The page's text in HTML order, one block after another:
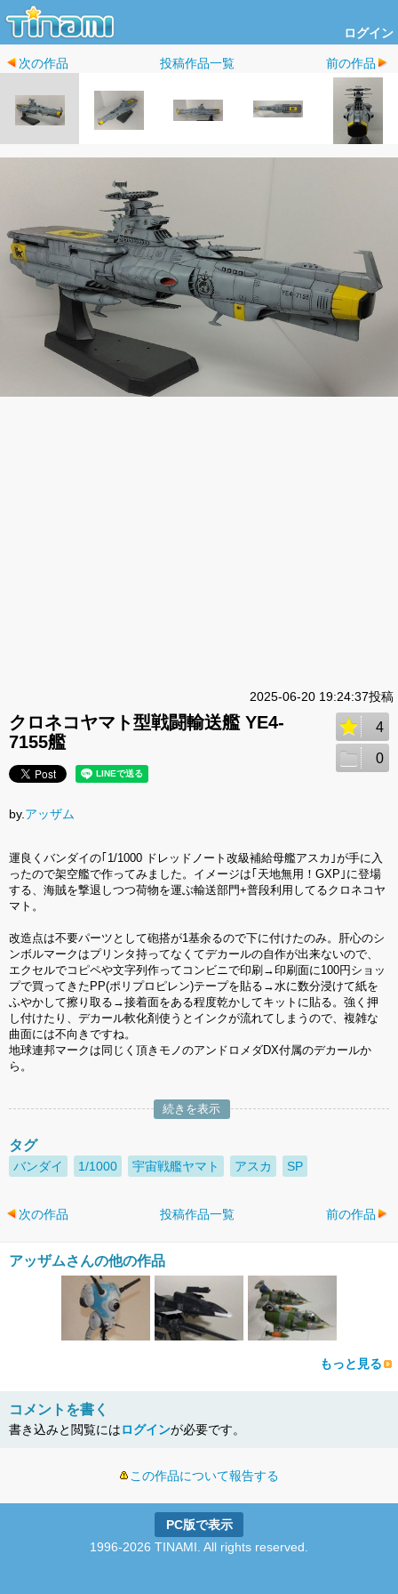
ログイン
次の作品 投稿作品一覧 前の作品
2025-06-20 19:24:37投稿
クロネコヤマト型戦闘輸送艦 YE4-
7155艦
4
0
by.アッザム
運良くバンダイの｢1/1000 ドレッドノート改級補給母艦アスカ｣が手に入
ったので架空艦で作ってみました。イメージは｢天地無用！GXP｣に登場
する、海賊を撃退しつつ荷物を運ぶ輸送部門+普段利用してるクロネコヤ
マト。
改造点は不要パーツとして砲搭が1基余るので下に付けたのみ。肝心のシ
ンボルマークはプリンタ持ってなくてデカールの自作が出来ないので、
エクセルでコピペや文字列作ってコンビニで印刷→印刷面に100円ショッ
プで買ってきたPP(ポリプロピレン)テープを貼る→水に数分浸けて紙を
ふやかして擦り取る→接着面をある程度乾かしてキットに貼る。強く押
し付けたり、デカール軟化剤使うとインクが流れてしまうので、複雑な
曲面には不向きですね。
地球連邦マークは同じく頂きモノのアンドロメダDX付属のデカールか
ら。
続きを表示
タグ
バンダイ 1/1000 宇宙戦艦ヤマト アスカ SP
次の作品 投稿作品一覧 前の作品
アッザムさんの他の作品
もっと見る
コメントを書く
書き込みと閲覧にはログインが必要です。
この作品について報告する
PC版で表示
1996-2026 TINAMI. All rights reserved.